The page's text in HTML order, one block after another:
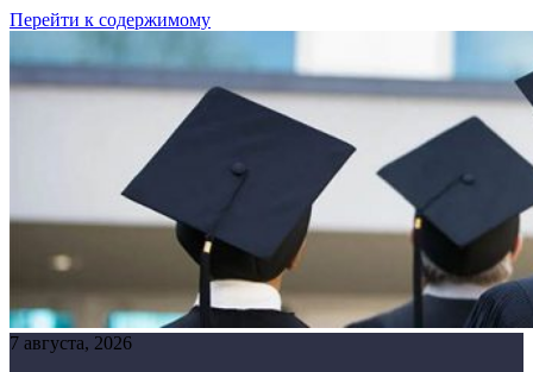
Перейти к содержимому
7 августа, 2026